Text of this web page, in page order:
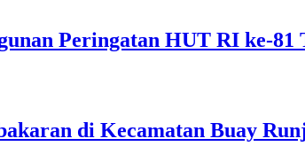
Peringatan HUT RI ke-81
di Kecamatan Buay